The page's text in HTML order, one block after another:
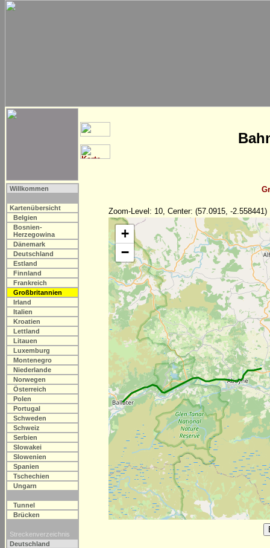
Willkommen
Kartenübersicht
Belgien
Bosnien-
Herzegowina
Dänemark
Deutschland
Estland
Finnland
Frankreich
Großbritannien
Irland
Italien
Kroatien
Lettland
Litauen
Luxemburg
Montenegro
Niederlande
Norwegen
Österreich
Polen
Portugal
Schweden
Schweiz
Serbien
Slowakei
Slowenien
Spanien
Tschechien
Ungarn
Tunnel
Brücken
Streckenverzeichnis
Deutschland
Zoom-Level: 10, Center: (57.0915, -2.558441)
+
−